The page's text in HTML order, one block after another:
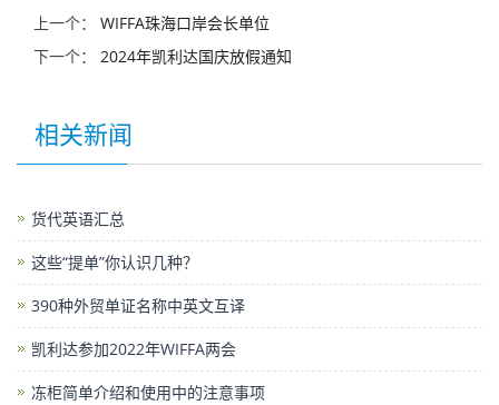
上一个： WIFFA珠海口岸会长单位
下一个： 2024年凯利达国庆放假通知
相关新闻
货代英语汇总
这些“提单”你认识几种？
390种外贸单证名称中英文互译
凯利达参加2022年WIFFA两会
冻柜简单介绍和使用中的注意事项